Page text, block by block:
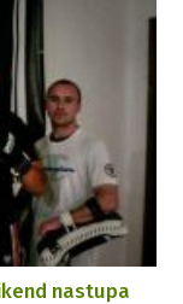
nastupa